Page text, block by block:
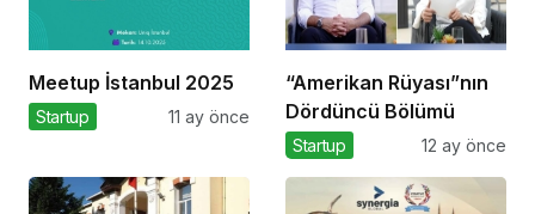
Meetup İstanbul 2025
Startup 11 ay önce
“Amerikan Rüyası”nın
Dördüncü Bölümü
Startup 12 ay önce